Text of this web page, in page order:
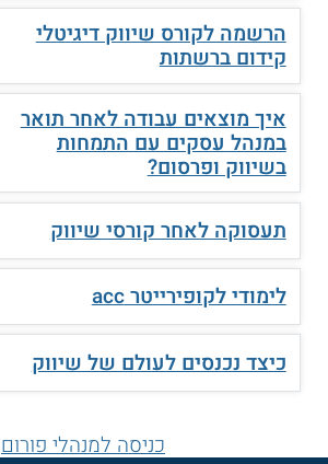
הרשמה לקורס שיווק דיגיטלי
קידום ברשתות
איך מוצאים עבודה לאחר תואר
במנהל עסקים עם התמחות
בשיווק ופרסום?
תעסוקה לאחר קורסי שיווק
לימודי לקופירייטר acc
כיצד נכנסים לעולם של שיווק
כניסה למנהלי פורום